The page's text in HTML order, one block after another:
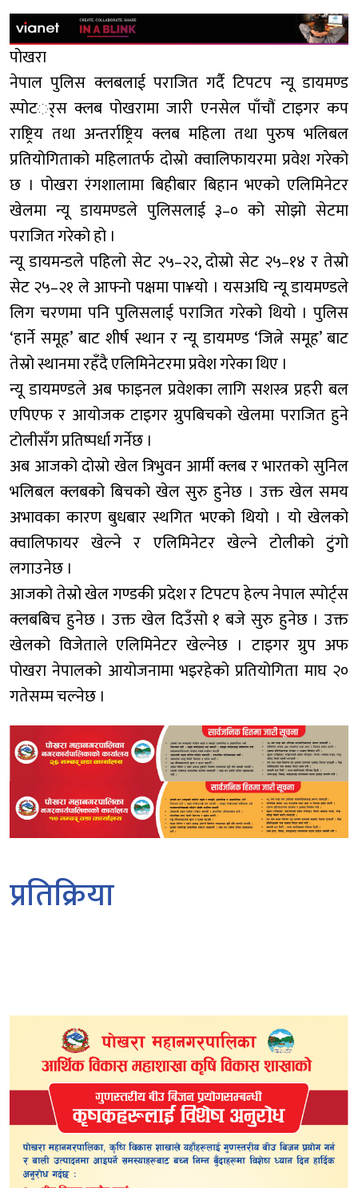
पोखरा
नेपाल पुलिस क्लबलाई पराजित गर्दै टिपटप न्यू डायमण्ड
स्पोटर््स क्लब पोखरामा जारी एनसेल पाँचौं टाइगर कप
राष्ट्रिय तथा अन्तर्राष्ट्रिय क्लब महिला तथा पुरुष भलिबल
प्रतियोगिताको महिलातर्फ दोस्रो क्वालिफायरमा प्रवेश गरेको
छ । पोखरा रंगशालामा बिहीबार बिहान भएको एलिमिनेटर
खेलमा न्यू डायमण्डले पुलिसलाई ३–० को सोझो सेटमा
पराजित गरेको हो ।
न्यू डायमन्डले पहिलो सेट २५–२२, दोस्रो सेट २५–१४ र तेस्रो
सेट २५–२१ ले आफ्नो पक्षमा पा¥यो । यसअघि न्यू डायमण्डले
लिग चरणमा पनि पुलिसलाई पराजित गरेको थियो । पुलिस
‘हार्ने समूह’ बाट शीर्ष स्थान र न्यू डायमण्ड ‘जित्ने समूह’ बाट
तेस्रो स्थानमा रहँदै एलिमिनेटरमा प्रवेश गरेका थिए ।
न्यू डायमण्डले अब फाइनल प्रवेशका लागि सशस्त्र प्रहरी बल
एपिएफ र आयोजक टाइगर ग्रुपबिचको खेलमा पराजित हुने
टोलीसँग प्रतिष्पर्धा गर्नेछ ।
अब आजको दोस्रो खेल त्रिभुवन आर्मी क्लब र भारतको सुनिल
भलिबल क्लबको बिचको खेल सुरु हुनेछ । उक्त खेल समय
अभावका कारण बुधबार स्थगित भएको थियो । यो खेलको
क्वालिफायर खेल्ने र एलिमिनेटर खेल्ने टोलीको टुंगो
लगाउनेछ ।
आजको तेस्रो खेल गण्डकी प्रदेश र टिपटप हेल्प नेपाल स्पोर्ट्स
क्लबबिच हुनेछ । उक्त खेल दिउँसो १ बजे सुरु हुनेछ । उक्त
खेलको विजेताले एलिमिनेटर खेल्नेछ । टाइगर ग्रुप अफ
पोखरा नेपालको आयोजनामा भइरहेको प्रतियोगिता माघ २०
गतेसम्म चल्नेछ ।
प्रतिक्रिया